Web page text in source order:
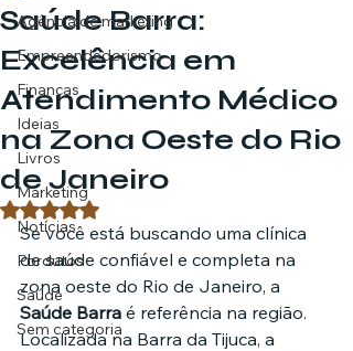
Agência de marketing
Empreendedorismo
Finanças
Ideias
Livros
Marketing
Notícias
Pordutos
Saúde
Sem categoria
Saúde Barra:
Excelência em
Atendimento Médico
na Zona Oeste do Rio
de Janeiro
Avaliado com NaN de 5 estrelas.
Se você está buscando uma clínica
de saúde confiável e completa na
zona oeste do Rio de Janeiro, a
Saúde Barra é referência na região.
Localizada na Barra da Tijuca, a